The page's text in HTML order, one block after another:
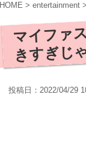
HOME > entertainment >
マイファ
きすぎじ
投稿日：2022/04/29